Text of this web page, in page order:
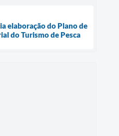
elaboração do Plano de
do Turismo de Pesca